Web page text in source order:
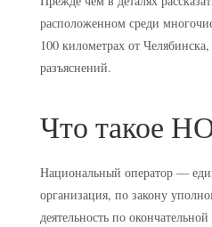
расположенном среди
100 километрах от
разъяснений.
Что такое
Национальный оператор —
организация, по закону
деятельность по